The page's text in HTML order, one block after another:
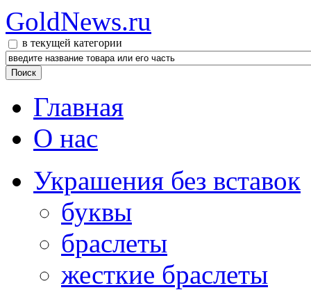
GoldNews.ru
в текущей категории
Главная
О нас
Украшения без вставок
буквы
браслеты
жесткие браслеты